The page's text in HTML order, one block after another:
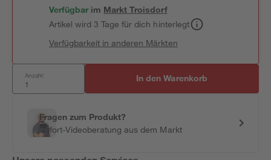
Verfügbar im MarktTroisdorf
Artikel wird 3 Tage für dich hinterlegt
Verfügbarkeit in anderen Märkten
Anzahl: In den Warenkorb
Fragen zum Produkt?
Sofort-Videoberatung aus dem Markt